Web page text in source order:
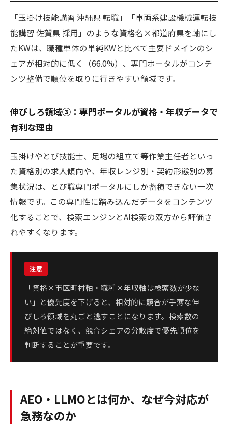
「玉掛け技能講習 沖縄県 転職」「車両系建設機械運転技
能講習 佐賀県 採用」のような資格名×都道府県を軸にし
たKWは、職種単体の単純KWと比べて主要ドメインのシ
ェアが相対的に低く（66.0%）、専門ポータルがコンテ
ンツ整備で順位を取りに行きやすい領域です。
伸びしろ領域③：専門ポータルが資格・年収データで
有利な理由
玉掛けやとび技能士、足場の組立て等作業主任者といっ
た資格別の求人傾向や、年収レンジ別・契約形態別の募
集状況は、とび職専門ポータルにしか蓄積できない一次
情報です。この専門性に踏み込んだデータをコンテンツ
化することで、検索エンジンとAI検索の双方から評価さ
れやすくなります。
「資格×市区町村軸・職種×年収軸は検索数が少な
い」と優先度を下げると、相対的に競合が手薄な伸
びしろ領域を丸ごと逃すことになります。検索数の
絶対値ではなく、競合シェアの分散度で優先順位を
判断することが重要です。
AEO・LLMOとは何か、なぜ今対応が
急務なのか